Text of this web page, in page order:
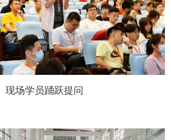
现场学员踊跃提问